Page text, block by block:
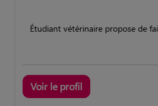
Étudiant vétérinaire propose de
Voir le profil